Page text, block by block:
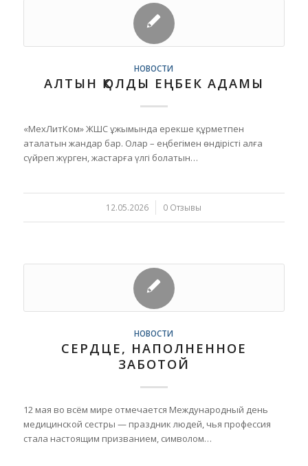
НОВОСТИ
АЛТЫН ҚОЛДЫ ЕҢБЕК АДАМЫ
«МехЛитКом» ЖШС ұжымында ерекше құрметпен
аталатын жандар бар. Олар – еңбегімен өндірісті алға
сүйреп жүрген, жастарға үлгі болатын…
12.05.2026
/ 0 Отзывы
НОВОСТИ
СЕРДЦЕ, НАПОЛНЕННОЕ
ЗАБОТОЙ
12 мая во всём мире отмечается Международный день
медицинской сестры — праздник людей, чья профессия
стала настоящим призванием, символом…